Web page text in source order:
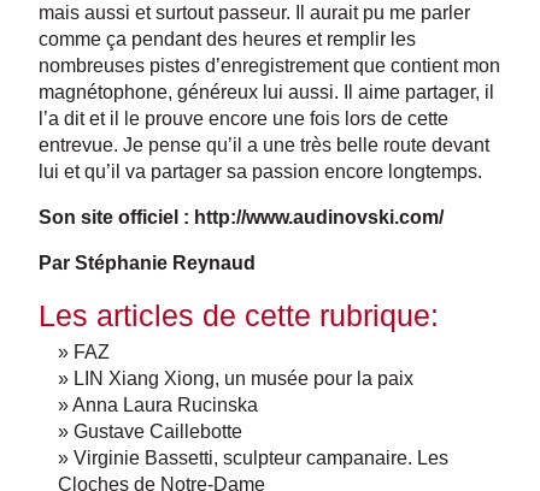
mais aussi et surtout passeur. Il aurait pu me parler
comme ça pendant des heures et remplir les
nombreuses pistes d’enregistrement que contient mon
magnétophone, généreux lui aussi. Il aime partager, il
l’a dit et il le prouve encore une fois lors de cette
entrevue. Je pense qu’il a une très belle route devant
lui et qu’il va partager sa passion encore longtemps.
Son site officiel : http://www.audinovski.com/
Par Stéphanie Reynaud
Les articles de cette rubrique:
» FAZ
» LIN Xiang Xiong, un musée pour la paix
» Anna Laura Rucinska
» Gustave Caillebotte
» Virginie Bassetti, sculpteur campanaire. Les
Cloches de Notre-Dame